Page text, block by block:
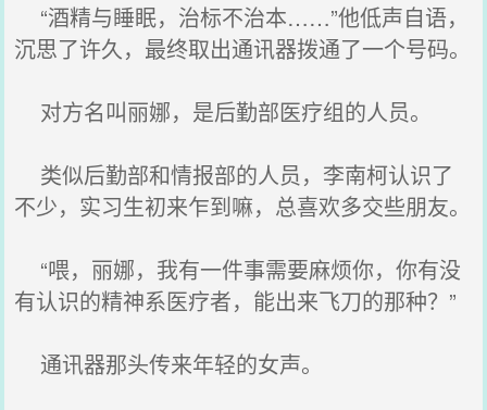
“酒精与睡眠，治标不治本……”他低声自语，
沉思了许久，最终取出通讯器拨通了一个号码。
对方名叫丽娜，是后勤部医疗组的人员。
类似后勤部和情报部的人员，李南柯认识了
不少，实习生初来乍到嘛，总喜欢多交些朋友。
“喂，丽娜，我有一件事需要麻烦你，你有没
有认识的精神系医疗者，能出来飞刀的那种？”
通讯器那头传来年轻的女声。